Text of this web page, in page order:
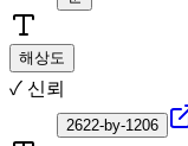
해상도
✓ 신뢰
2622-by-1206